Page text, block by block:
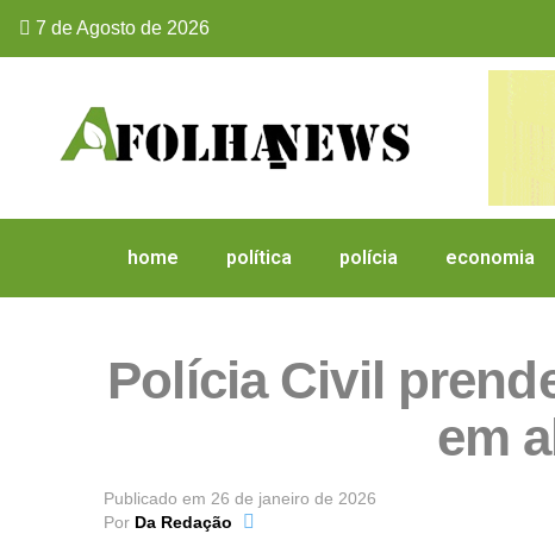
7 de Agosto de 2026
home política polícia economia
Polícia Civil
em
Publicado em 26 de janeiro de 2026
Por Da Redação